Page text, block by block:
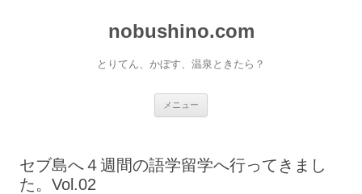
nobushino.com
とりてん、かぼす、温泉ときたら？
メニュー
セブ島へ４週間の語学留学へ行ってきまし
た。Vol.02